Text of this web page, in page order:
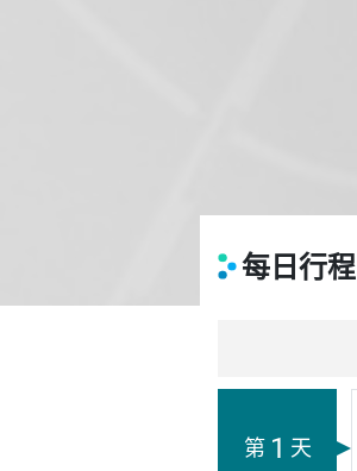
每日行程
第 1 天